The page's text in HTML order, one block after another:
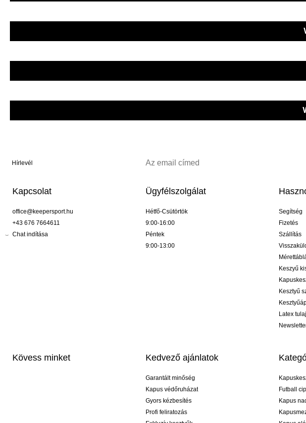
Hírlevél
Kapcsolat
office@keepersport.hu
+43 676 7664611
Chat indítása
Ügyfélszolgálat
Hétfő-Csütörtök
9:00-16:00
Péntek
9:00-13:00
Segítség
Fizetés
Szállítás
Keszyű
Kesztyű
Latex
Kövess minket Kedvező ajánlatok
Garantált minőség
Kapus védőruházat
Gyors kézbesítés
Profi feliratozás
Futball
Kapus